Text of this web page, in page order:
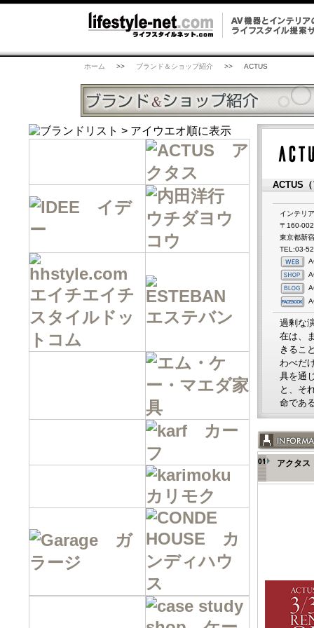
ホーム >> ブランド＆ショップ紹介 >> ACTUS
ACTUS
インテリ
〒160-
東京都新
TEL:03-
過剰な
在は、
きるこ
わべだ
具を通
と、そ
命であ
アクタス